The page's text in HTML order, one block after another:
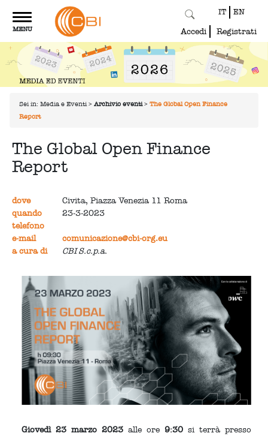
Toggle
navigation
MENU
IT EN
Accedi Registrati
Sei in: Media e Eventi > Archivio eventi > The Global Open Finance
Report
The Global Open Finance
Report
dove
Civita, Piazza Venezia 11 Roma
quando
23-3-2023
telefono
e-mail
comunicazione@cbi-org.eu
a cura di
CBI S.c.p.a.
Giovedì 23 marzo 2023 alle ore9:30 si terrà presso